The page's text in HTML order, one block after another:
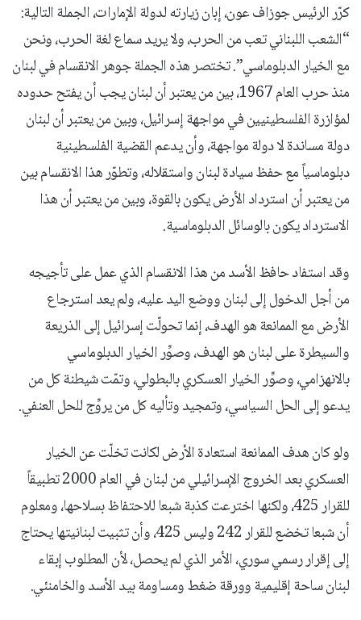
كرّر الرئيس جوزاف عون، إبان زيارته لدولة الإمارات، الجملة التالية:
“الشعب اللبناني تعب من الحرب، ولا يريد سماع لغة الحرب، ونحن
مع الخيار الدبلوماسي”. تختصر هذه الجملة جوهر الانقسام في لبنان
منذ حرب العام 1967، بين من يعتبر أن لبنان يجب أن يفتح حدوده
لمؤازرة الفلسطينيين في مواجهة إسرائيل، وبين من يعتبر أن لبنان
دولة مساندة لا دولة مواجهة، وأن يدعم القضية الفلسطينية
دبلوماسياً مع حفظ سيادة لبنان واستقلاله، وتطوّر هذا الانقسام بين
من يعتبر أن استرداد الأرض يكون بالقوة، وبين من يعتبر أن هذا
الاسترداد يكون بالوسائل الدبلوماسية.
وقد استفاد حافظ الأسد من هذا الانقسام الذي عمل على تأجيجه
من أجل الدخول إلى لبنان ووضع اليد عليه، ولم يعد استرجاع
الأرض مع الممانعة هو الهدف، إنما تحولّت إسرائيل إلى الذريعة
والسيطرة على لبنان هو الهدف، وصوِّر الخيار الدبلوماسي
بالانهزامي، وصوِّر الخيار العسكري بالبطولي، وتمّت شيطنة كل من
يدعو إلى الحل السياسي، وتمجيد وتأليه كل من يروِّج للحل العنفي.
ولو كان هدف الممانعة استعادة الأرض لكانت تخلّت عن الخيار
العسكري بعد الخروج الإسرائيلي من لبنان في العام 2000 تطبيقاً
للقرار 425، ولكنها اخترعت كذبة شبعا للاحتفاظ بسلاحها، ومعلوم
أن شبعا تخضع للقرار 242 وليس 425، وأن تثبيت لبنانيتها يحتاج
إلى إقرار رسمي سوري، الأمر الذي لم يحصل، لأن المطلوب إبقاء
لبنان ساحة إقليمية وورقة ضغط ومساومة بيد الأسد والخامنئي.